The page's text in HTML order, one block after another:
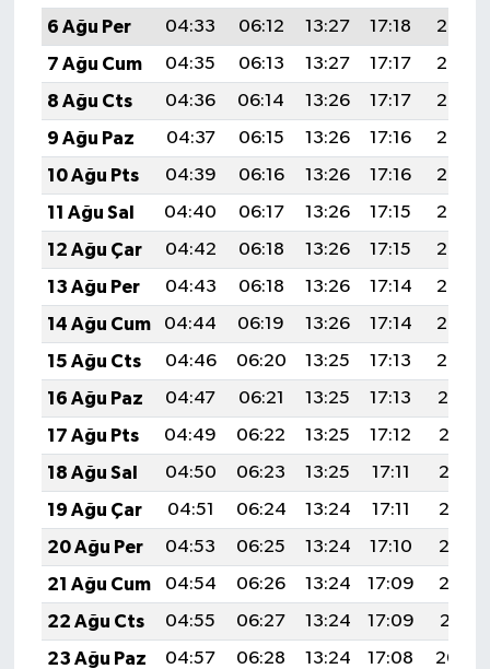
6 Ağu Per
04:33 06:12 13:27 17:18
20:32
7 Ağu Cum
04:35 06:13 13:27 17:17
20:30
8 Ağu Cts
04:36 06:14 13:26 17:17
20:29
9 Ağu Paz
04:37 06:15 13:26 17:16
20:28
10 Ağu Pts
04:39 06:16 13:26 17:16
20:27
11 Ağu Sal
04:40 06:17 13:26 17:15
20:26
12 Ağu Çar
04:42 06:18 13:26 17:15
20:24
13 Ağu Per
04:43 06:18 13:26 17:14
20:23
14 Ağu Cum
04:44 06:19 13:26 17:14
20:22
15 Ağu Cts
04:46 06:20 13:25 17:13
20:20
16 Ağu Paz
04:47 06:21 13:25 17:13
20:19
17 Ağu Pts
04:49 06:22 13:25 17:12
20:18
18 Ağu Sal
04:50 06:23 13:25 17:11
20:16
19 Ağu Çar
04:51 06:24 13:24 17:11
20:15
20 Ağu Per
04:53 06:25 13:24 17:10
20:13
21 Ağu Cum
04:54 06:26 13:24 17:09
20:12
22 Ağu Cts
04:55 06:27 13:24 17:09
20:11
23 Ağu Paz
04:57 06:28 13:24 17:08
20:09
Genel
Politika
YEREL
BÖLGEDEN
BİLİM TEKNOLOJİ
ASAYİŞ
SEÇİM 2015
ÇEVRE
BİLİM VE TEKNOLOJİ
YARIŞMALAR
TANITIM
HABERDE İNSAN